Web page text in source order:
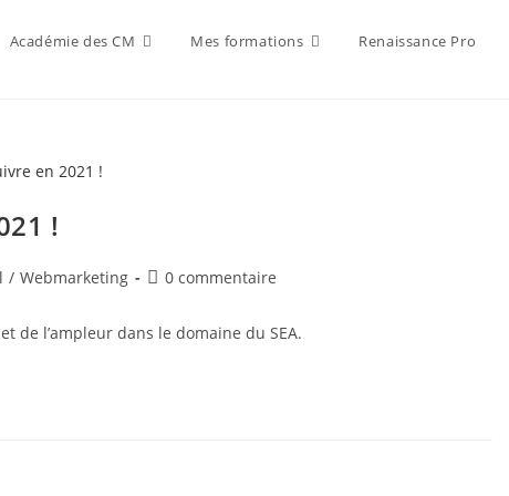
Académie des CM Mes formations Renaissance Pro
!
/ Webmarketing
Commentaires
publication :
0 commentaire
de l’ampleur dans le domaine du SEA.